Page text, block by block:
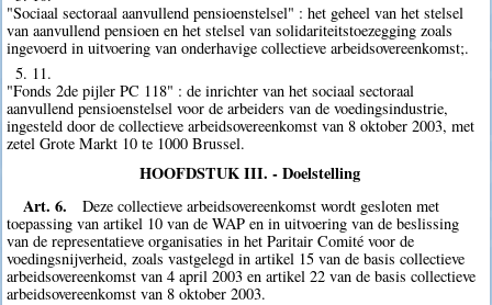
"Sociaal sectoraal aanvullend pensioenstelsel" : het geheel van het stelsel
van aanvullend pensioen en het stelsel van solidariteitstoezegging zoals
ingevoerd in uitvoering van onderhavige collectieve arbeidsovereenkomst;.
5. 11.
"Fonds 2de pijler PC 118" : de inrichter van het sociaal sectoraal
aanvullend pensioenstelsel voor de arbeiders van de voedingsindustrie,
ingesteld door de collectieve arbeidsovereenkomst van 8 oktober 2003, met
zetel Grote Markt 10 te 1000 Brussel.
HOOFDSTUK III. - Doelstelling
Art. 6.
Deze collectieve arbeidsovereenkomst wordt gesloten met
toepassing van artikel 10 van de WAP en in uitvoering van de beslissing
van de representatieve organisaties in het Paritair Comité voor de
voedingsnijverheid, zoals vastgelegd in artikel 15 van de basis collectieve
arbeidsovereenkomst van 4 april 2003 en artikel 22 van de basis collectieve
arbeidsovereenkomst van 8 oktober 2003.